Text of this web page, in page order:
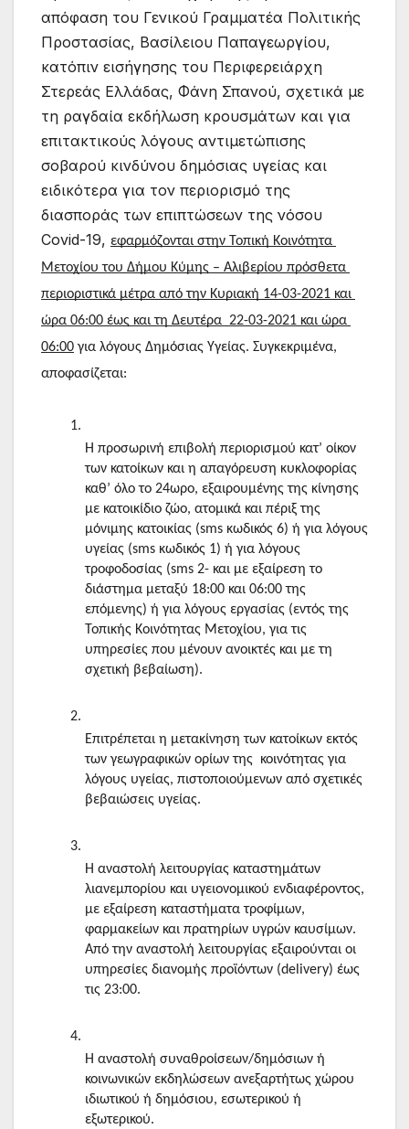
απόφαση του Γενικού Γραμματέα Πολιτικής
Προστασίας, Βασίλειου Παπαγεωργίου,
κατόπιν εισήγησης του Περιφερειάρχη
Στερεάς Ελλάδας, Φάνη Σπανού, σχετικά με
τη ραγδαία εκδήλωση κρουσμάτων και για
επιτακτικούς λόγους αντιμετώπισης
σοβαρού κινδύνου δημόσιας υγείας και
ειδικότερα για τον περιορισμό της
διασποράς των επιπτώσεων της νόσου
Covid-19, εφαρμόζονται στην Τοπική Κοινότητα
Μετοχίου του Δήμου Κύμης – Αλιβερίου πρόσθετα
περιοριστικά μέτρα από την Κυριακή 14-03-2021 και
ώρα 06:00 έως και τη Δευτέρα  22-03-2021 και ώρα
06:00 για λόγους Δημόσιας Υγείας. Συγκεκριμένα,
αποφασίζεται:
Η προσωρινή επιβολή περιορισμού κατ’ οίκον
των κατοίκων και η απαγόρευση κυκλοφορίας
καθ’ όλο το 24ωρο, εξαιρουμένης της κίνησης
με κατοικίδιο ζώο, ατομικά και πέριξ της
μόνιμης κατοικίας (sms κωδικός 6) ή για λόγους
υγείας (sms κωδικός 1) ή για λόγους
τροφοδοσίας (sms 2- και με εξαίρεση το
διάστημα μεταξύ 18:00 και 06:00 της
επόμενης) ή για λόγους εργασίας (εντός της
Τοπικής Κοινότητας Μετοχίου, για τις
υπηρεσίες που μένουν ανοικτές και με τη
σχετική βεβαίωση).
Επιτρέπεται η μετακίνηση των κατοίκων εκτός
των γεωγραφικών ορίων της  κοινότητας για
λόγους υγείας, πιστοποιούμενων από σχετικές
βεβαιώσεις υγείας.
Η αναστολή λειτουργίας καταστημάτων
λιανεμπορίου και υγειονομικού ενδιαφέροντος,
με εξαίρεση καταστήματα τροφίμων,
φαρμακείων και πρατηρίων υγρών καυσίμων.
Από την αναστολή λειτουργίας εξαιρούνται οι
υπηρεσίες διανομής προϊόντων (delivery) έως
τις 23:00.
Η αναστολή συναθροίσεων/δημόσιων ή
κοινωνικών εκδηλώσεων ανεξαρτήτως χώρου
ιδιωτικού ή δημόσιου, εσωτερικού ή
εξωτερικού.